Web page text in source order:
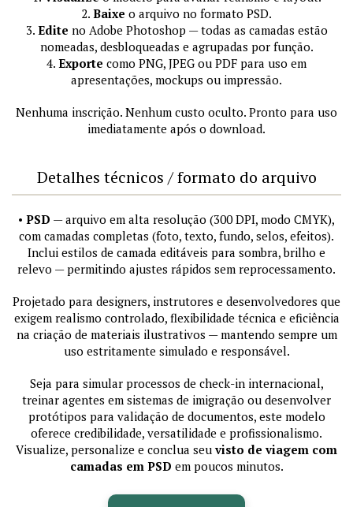
2. Baixe o arquivo no formato PSD.
3. Edite no Adobe Photoshop — todas as camadas estão
nomeadas, desbloqueadas e agrupadas por função.
4. Exporte como PNG, JPEG ou PDF para uso em
apresentações, mockups ou impressão.
Nenhuma inscrição. Nenhum custo oculto. Pronto para uso
imediatamente após o download.
Detalhes técnicos / formato do arquivo
• PSD — arquivo em alta resolução (300 DPI, modo CMYK),
com camadas completas (foto, texto, fundo, selos, efeitos).
Inclui estilos de camada editáveis para sombra, brilho e
relevo — permitindo ajustes rápidos sem reprocessamento.
Projetado para designers, instrutores e desenvolvedores que
exigem realismo controlado, flexibilidade técnica e eficiência
na criação de materiais ilustrativos — mantendo sempre um
uso estritamente simulado e responsável.
Seja para simular processos de check-in internacional,
treinar agentes em sistemas de imigração ou desenvolver
protótipos para validação de documentos, este modelo
oferece credibilidade, versatilidade e profissionalismo.
Visualize, personalize e conclua seuvisto de viagem com
camadas em PSD em poucos minutos.